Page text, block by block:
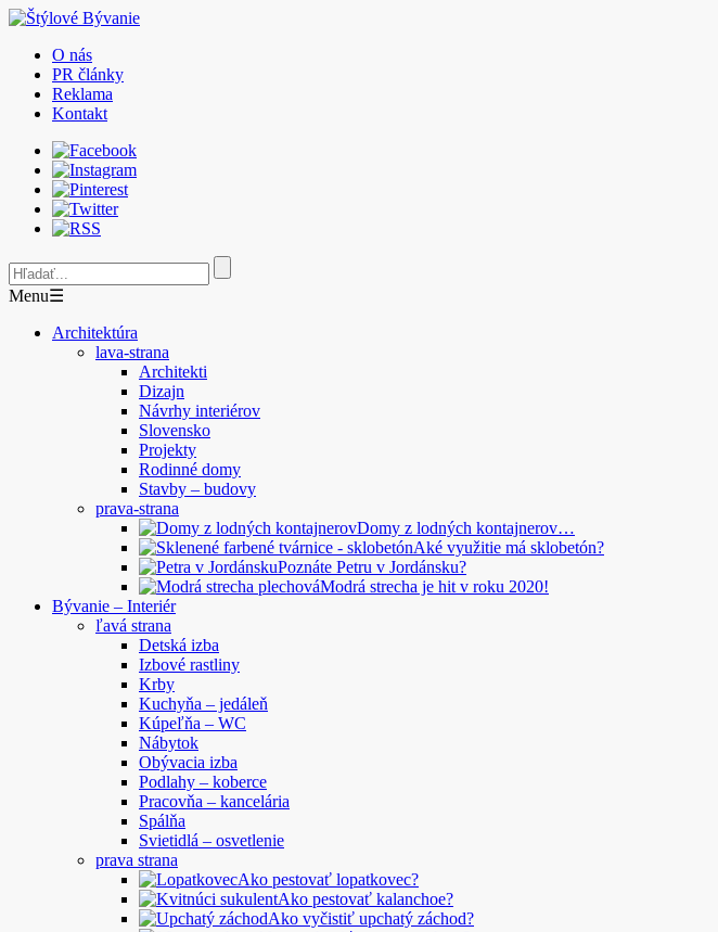
O nás
PR články
Reklama
Kontakt
Menu☰
Architektúra
lava-strana
Architekti
Dizajn
Návrhy interiérov
Slovensko
Projekty
Rodinné domy
Stavby – budovy
prava-strana
Domy z lodných kontajnerov…
Aké využitie má sklobetón?
Poznáte Petru v Jordánsku?
Modrá strecha je hit v roku 2020!
Bývanie – Interiér
ľavá strana
Detská izba
Izbové rastliny
Krby
Kuchyňa – jedáleň
Kúpeľňa – WC
Nábytok
Obývacia izba
Podlahy – koberce
Pracovňa – kancelária
Spálňa
Svietidlá – osvetlenie
prava strana
Ako pestovať lopatkovec?
Ako pestovať kalanchoe?
Ako vyčistiť upchatý záchod?